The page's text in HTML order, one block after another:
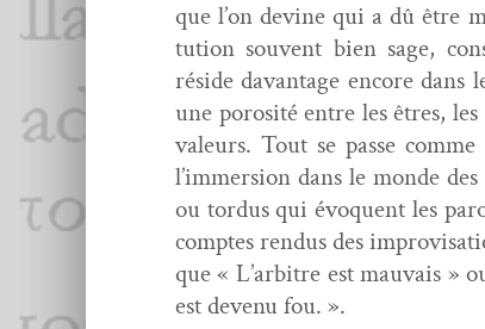
que l’on devine qui a dû être
tu­tion sou­vent bien sage,
réside davan­tage encore dans
une porosité entre les êtres,
valeurs. Tout se passe
l’immersion dans le monde
ou tor­dus qui évo­quent les
comptes ren­dus des
que « L’arbitre est mau­vais »
est devenu fou. ».